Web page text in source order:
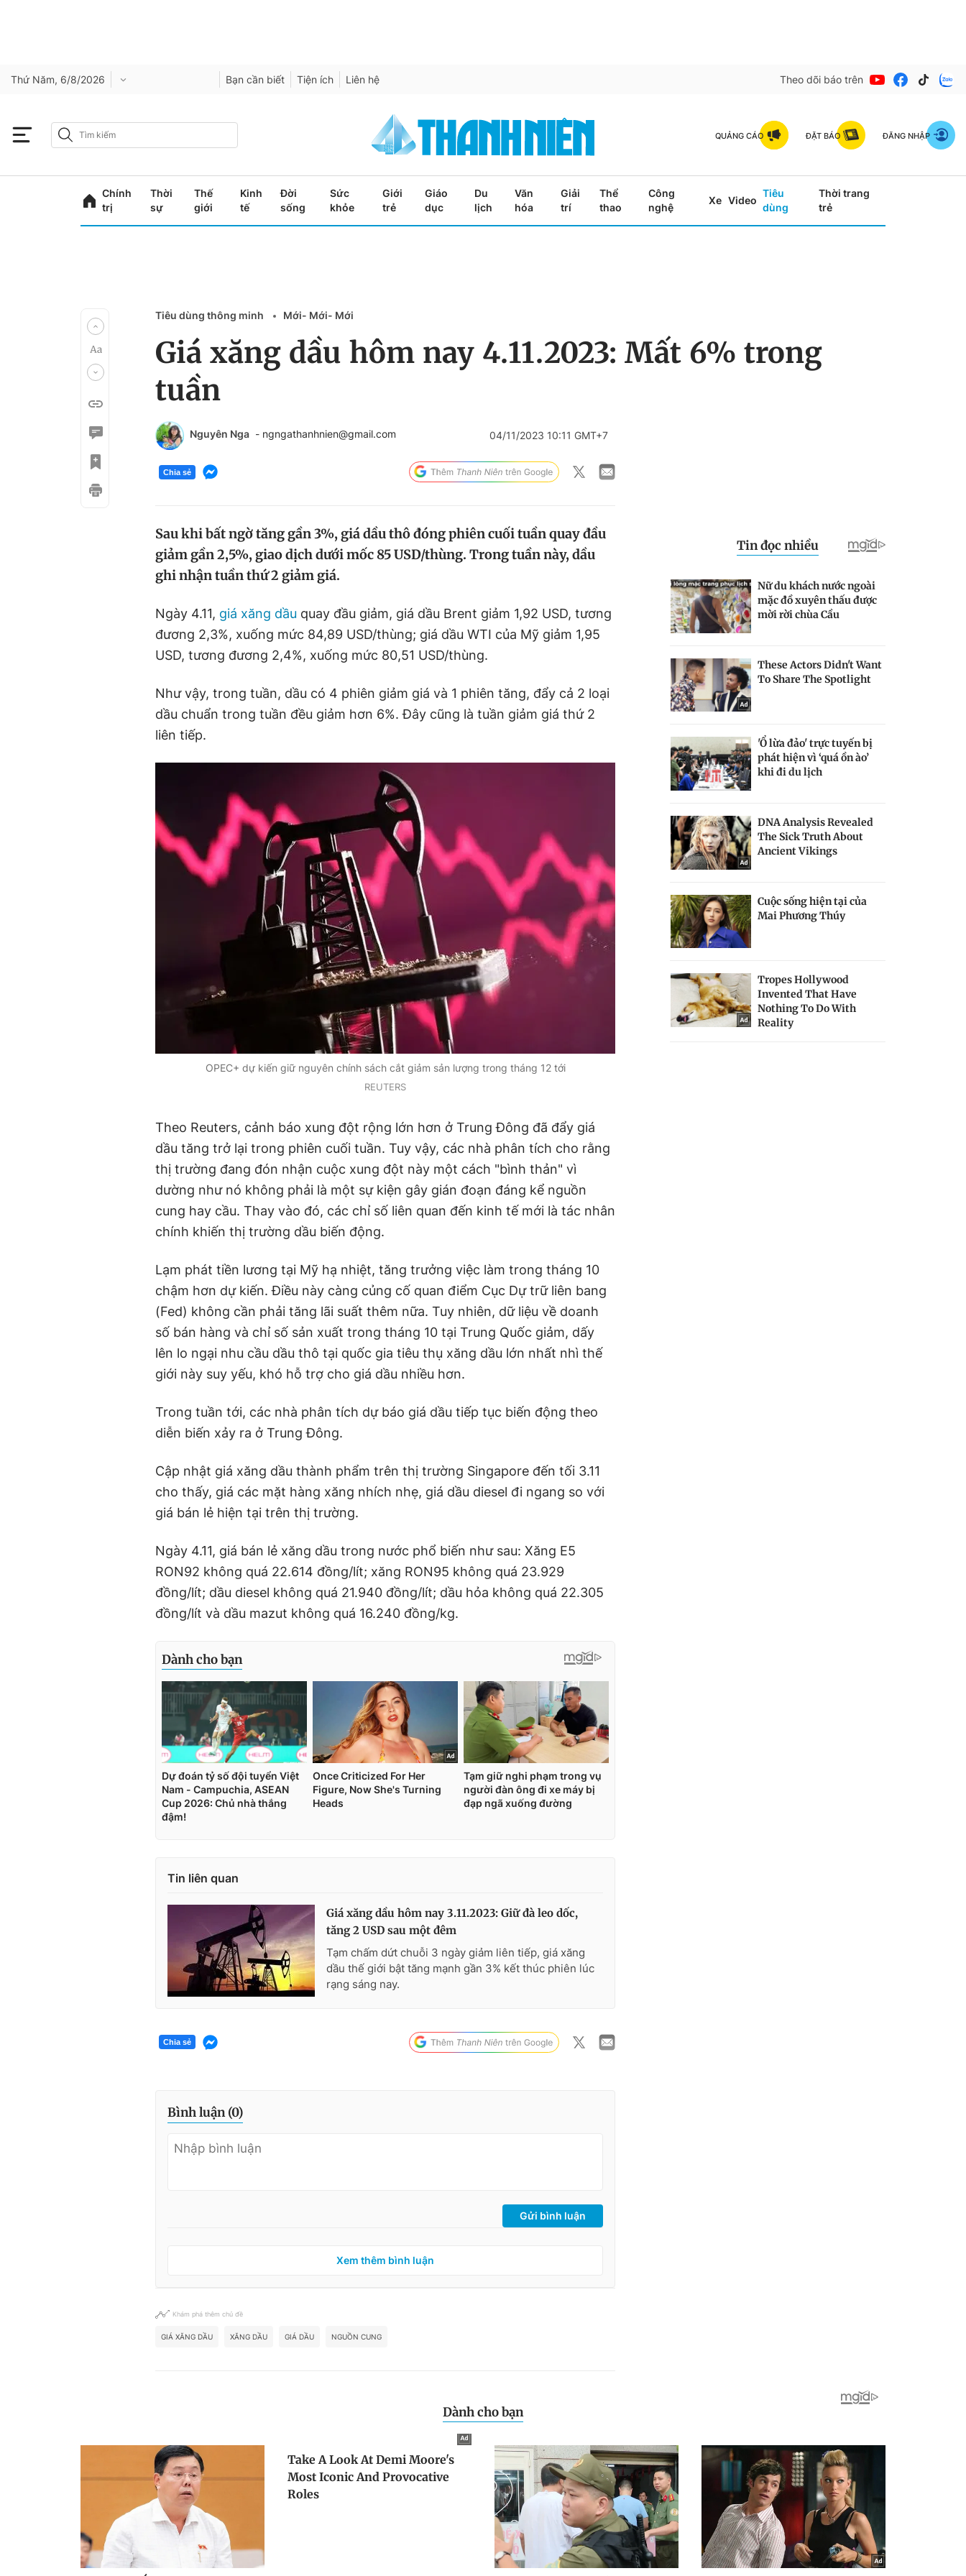
Thứ Năm, 6/8/2026 Bạn cần biết Tiện ích Liên hệ Theo dõi báo trên
QUẢNG CÁO ĐẶT BÁO ĐĂNG NHẬP
Chính
trị
Thời
sự
Thế
giới
Kinh
tế
Đời
sống
Sức
khỏe
Giới
trẻ
Giáo
dục
Du
lịch
Văn
hóa
Giải
trí
Thể
thao
Công
nghệ
Xe Video
Tiêu
dùng
Thời trang
trẻ
Tiêu dùng thông minh Mới- Mới- Mới
Giá xăng dầu hôm nay 4.11.2023: Mất 6% trong
tuần
Nguyên Nga - ngngathanhnien@gmail.com 04/11/2023 10:11 GMT+7
Chia sẻ
Sau khi bất ngờ tăng gần 3%, giá dầu thô đóng phiên cuối tuần quay đầu
giảm gần 2,5%, giao dịch dưới mốc 85 USD/thùng. Trong tuần này, dầu
ghi nhận tuần thứ 2 giảm giá.
Ngày 4.11, giá xăng dầu quay đầu giảm, giá dầu Brent giảm 1,92 USD, tương
đương 2,3%, xuống mức 84,89 USD/thùng; giá dầu WTI của Mỹ giảm 1,95
USD, tương đương 2,4%, xuống mức 80,51 USD/thùng.
Như vậy, trong tuần, dầu có 4 phiên giảm giá và 1 phiên tăng, đẩy cả 2 loại
dầu chuẩn trong tuần đều giảm hơn 6%. Đây cũng là tuần giảm giá thứ 2
liên tiếp.
OPEC+ dự kiến giữ nguyên chính sách cắt giảm sản lượng trong tháng 12 tới
REUTERS
Theo Reuters, cảnh báo xung đột rộng lớn hơn ở Trung Đông đã đẩy giá
dầu tăng trở lại trong phiên cuối tuần. Tuy vậy, các nhà phân tích cho rằng
thị trường đang đón nhận cuộc xung đột này một cách "bình thản" vì
dường như nó không phải là một sự kiện gây gián đoạn đáng kể nguồn
cung hay cầu. Thay vào đó, các chỉ số liên quan đến kinh tế mới là tác nhân
chính khiến thị trường dầu biến động.
Lạm phát tiền lương tại Mỹ hạ nhiệt, tăng trưởng việc làm trong tháng 10
chậm hơn dự kiến. Điều này càng củng cố quan điểm Cục Dự trữ liên bang
(Fed) không cần phải tăng lãi suất thêm nữa. Tuy nhiên, dữ liệu về doanh
số bán hàng và chỉ số sản xuất trong tháng 10 tại Trung Quốc giảm, dấy
lên lo ngại nhu cầu dầu thô tại quốc gia tiêu thụ xăng dầu lớn nhất nhì thế
giới này suy yếu, khó hỗ trợ cho giá dầu nhiều hơn.
Trong tuần tới, các nhà phân tích dự báo giá dầu tiếp tục biến động theo
diễn biến xảy ra ở Trung Đông.
Cập nhật giá xăng dầu thành phẩm trên thị trường Singapore đến tối 3.11
cho thấy, giá các mặt hàng xăng nhích nhẹ, giá dầu diesel đi ngang so với
giá bán lẻ hiện tại trên thị trường.
Ngày 4.11, giá bán lẻ xăng dầu trong nước phổ biến như sau: Xăng E5
RON92 không quá 22.614 đồng/lít; xăng RON95 không quá 23.929
đồng/lít; dầu diesel không quá 21.940 đồng/lít; dầu hỏa không quá 22.305
đồng/lít và dầu mazut không quá 16.240 đồng/kg.
Tin liên quan
Giá xăng dầu hôm nay 3.11.2023: Giữ đà leo dốc,
tăng 2 USD sau một đêm
Tạm chấm dứt chuỗi 3 ngày giảm liên tiếp, giá xăng
dầu thế giới bật tăng mạnh gần 3% kết thúc phiên lúc
rạng sáng nay.
Chia sẻ
Bình luận (0)
Gửi bình luận
Xem thêm bình luận
Khám phá thêm chủ đề
GIÁ XĂNG DẦU XĂNG DẦU GIÁ DẦU NGUỒN CUNG